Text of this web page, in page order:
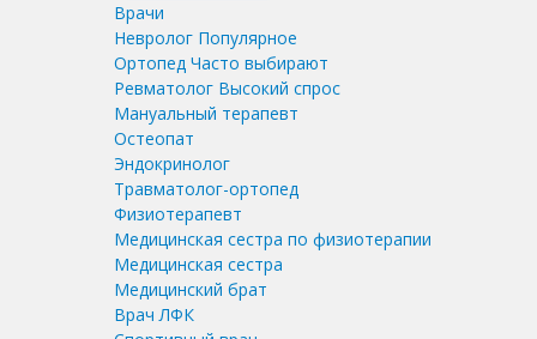
Врачи
Невролог Популярное
Ортопед Часто выбирают
Ревматолог Высокий спрос
Мануальный терапевт
Остеопат
Эндокринолог
Травматолог-ортопед
Физиотерапевт
Медицинская сестра по физиотерапии
Медицинская сестра
Медицинский брат
Врач ЛФК